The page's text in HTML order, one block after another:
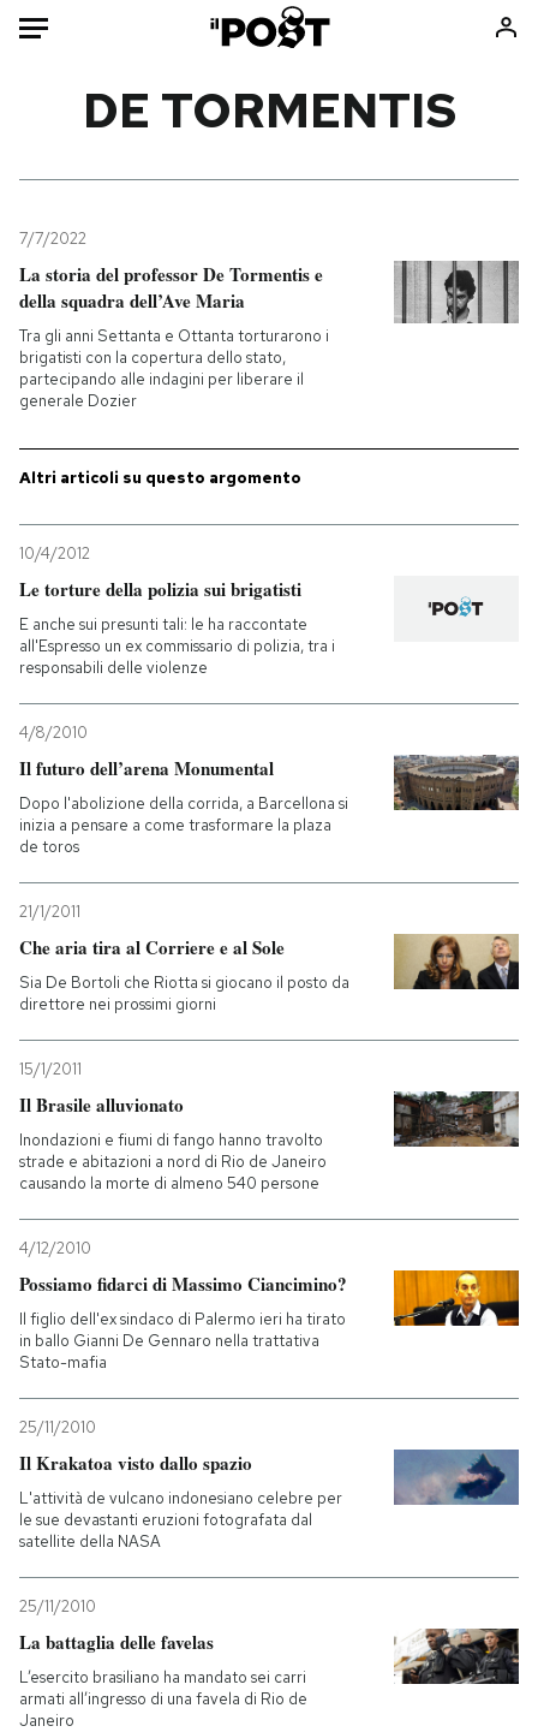
Mondo
Politica
Tecnologia
Internet
Scienza
Cultura
Economia
Sport
Consumismi
Ok Boomer!
Altrecose
PODCAST
NEWSLETTER
I MIEI PREFERITI
SHOP
CALENDARIO
AREA PERSONALE
DE TORMENTIS
7/7/2022
La storia del professor De Tormentis e
della squadra dell’Ave Maria
Tra gli anni Settanta e Ottanta torturarono i
brigatisti con la copertura dello stato,
partecipando alle indagini per liberare il
generale Dozier
Altri articoli su questo argomento
10/4/2012
Le torture della polizia sui brigatisti
E anche sui presunti tali: le ha raccontate
all'Espresso un ex commissario di polizia, tra i
responsabili delle violenze
4/8/2010
Il futuro dell’arena Monumental
Dopo l'abolizione della corrida, a Barcellona si
inizia a pensare a come trasformare la plaza
de toros
21/1/2011
Che aria tira al Corriere e al Sole
Sia De Bortoli che Riotta si giocano il posto da
direttore nei prossimi giorni
15/1/2011
Il Brasile alluvionato
Inondazioni e fiumi di fango hanno travolto
strade e abitazioni a nord di Rio de Janeiro
causando la morte di almeno 540 persone
4/12/2010
Possiamo fidarci di Massimo Ciancimino?
Il figlio dell'ex sindaco di Palermo ieri ha tirato
in ballo Gianni De Gennaro nella trattativa
Stato-mafia
25/11/2010
Il Krakatoa visto dallo spazio
L'attività de vulcano indonesiano celebre per
le sue devastanti eruzioni fotografata dal
satellite della NASA
25/11/2010
La battaglia delle favelas
L’esercito brasiliano ha mandato sei carri
armati all’ingresso di una favela di Rio de
Janeiro